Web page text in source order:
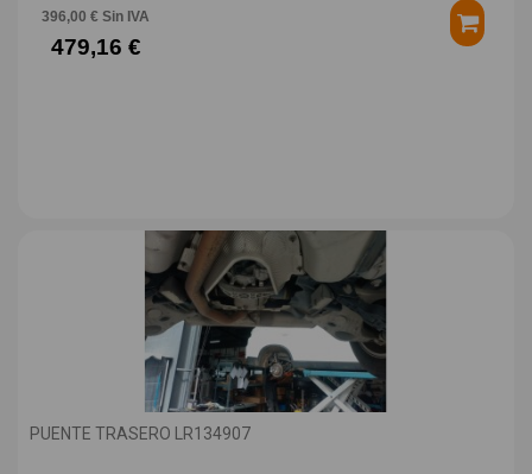
396,00 € Sin IVA
479,16 €
PUENTE TRASERO LR134907